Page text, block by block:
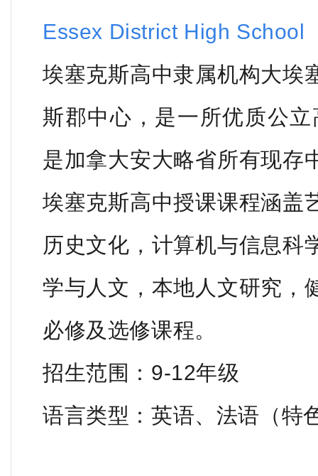
Essex District High School
埃塞克斯高中隶属机构大埃
斯郡中心，是一所优质公
是加拿大安大略省所有现存
埃塞克斯高中授课课程涵盖
历史文化，计算机与信息科
学与人文，本地人文研究，
必修及选修课程。
招生范围：9-12年级
语言类型：英语、法语（特